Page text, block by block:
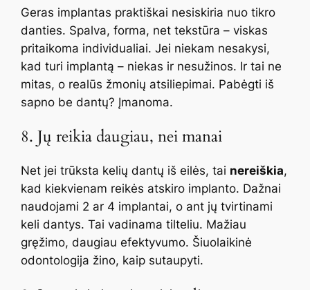
Geras implantas praktiškai nesiskiria nuo tikro
danties. Spalva, forma, net tekstūra – viskas
pritaikoma individualiai. Jei niekam nesakysi,
kad turi implantą – niekas ir nesužinos. Ir tai ne
mitas, o realūs žmonių atsiliepimai. Pabėgti iš
sapno be dantų? Įmanoma.
8. Jų reikia daugiau, nei manai
Net jei trūksta kelių dantų iš eilės, tai nereiškia,
kad kiekvienam reikės atskiro implanto. Dažnai
naudojami 2 ar 4 implantai, o ant jų tvirtinami
keli dantys. Tai vadinama tilteliu. Mažiau
gręžimo, daugiau efektyvumo. Šiuolaikinė
odontologija žino, kaip sutaupyti.